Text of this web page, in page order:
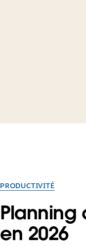
PRODUCTIVITÉ
Planning
en 2026